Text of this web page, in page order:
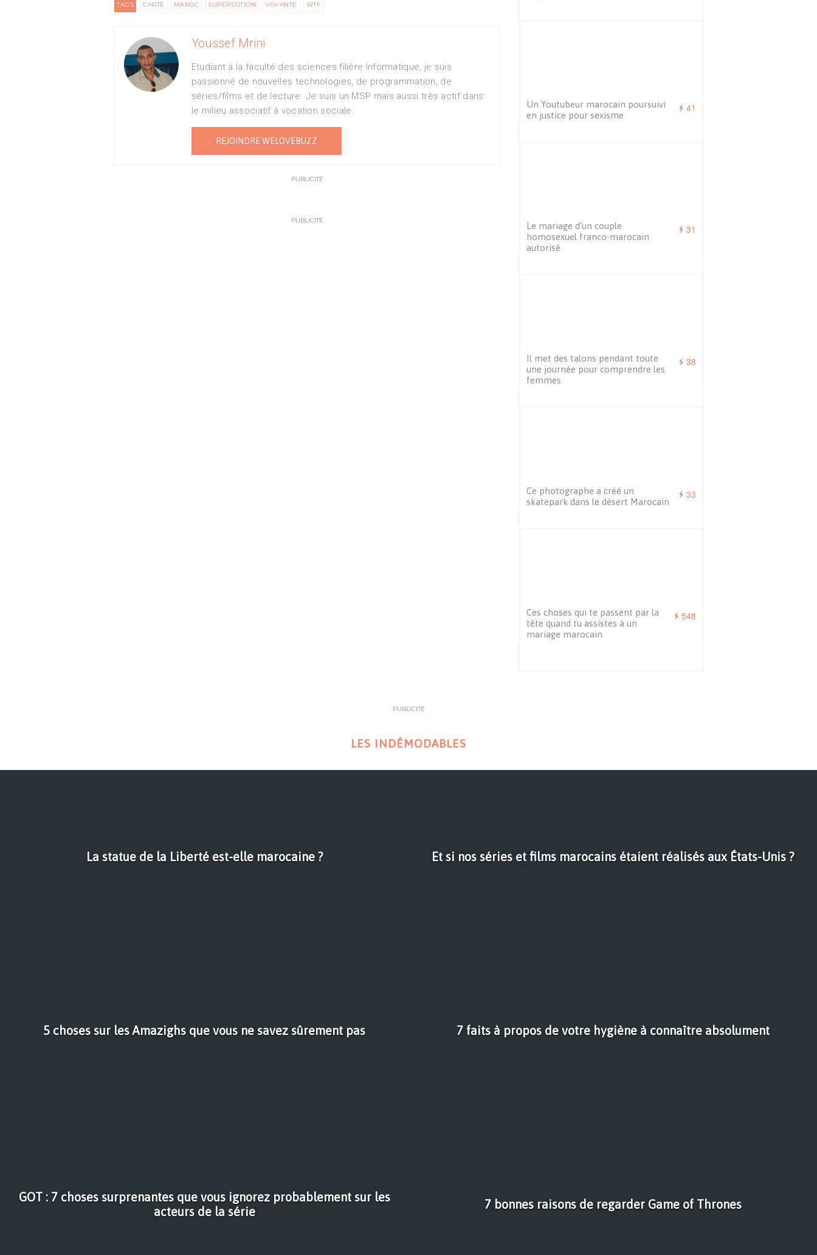
TAGS CARTE MAROC SUPERSTITION VOYANTE WTF
Youssef Mrini
Etudiant à la faculté des sciences filière Informatique, je suis
passionné de nouvelles technologies, de programmation, de
séries/films et de lecture. Je suis un MSP mais aussi très actif dans
le milieu associatif à vocation sociale.
REJOINDRE WELOVEBUZZ
PUBLICITÉ
PUBLICITÉ
41
Un Youtubeur marocain poursuivi
en justice pour sexisme
31
Le mariage d’un couple
homosexuel franco-marocain
autorisé
38
Il met des talons pendant toute
une journée pour comprendre les
femmes
33
Ce photographe a créé un
skatepark dans le désert Marocain
548
Ces choses qui te passent par la
tête quand tu assistes à un
mariage marocain
PUBLICITÉ
LES INDÉMODABLES
La statue de la Liberté est-elle marocaine ? Et si nos séries et films marocains étaient réalisés aux États-Unis ?
5 choses sur les Amazighs que vous ne savez sûrement pas 7 faits à propos de votre hygiène à connaître absolument
GOT : 7 choses surprenantes que vous ignorez probablement sur les
acteurs de la série
7 bonnes raisons de regarder Game of Thrones